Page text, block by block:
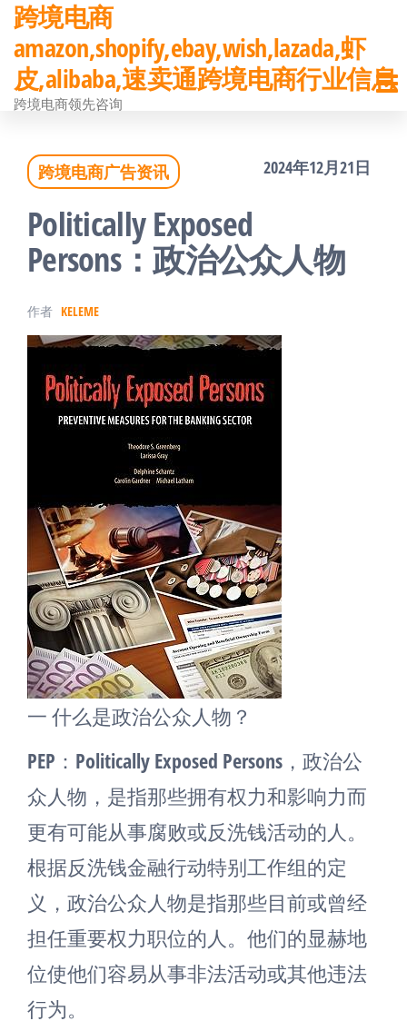
前
往
内
跨境电商
amazon,shopify,ebay,wish,lazada,虾
皮,alibaba,速卖通跨境电商行业信息
跨境电商领先咨询
跨境电商广告资讯 2024年12月21日
Politically Exposed
Persons：政治公众人物
作者 KELEME
一 什么是政治公众人物？
PEP：Politically Exposed Persons，政治公
众人物，是指那些拥有权力和影响力而
更有可能从事腐败或反洗钱活动的人。
根据反洗钱金融行动特别工作组的定
义，政治公众人物是指那些目前或曾经
担任重要权力职位的人。他们的显赫地
位使他们容易从事非法活动或其他违法
行为。